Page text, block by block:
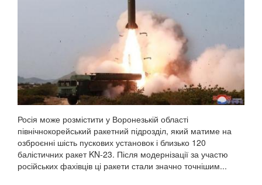
Росія може розмістити у Воронезькій області
північнокорейський ракетний підрозділ, який матиме на
озброєнні шість пускових установок і близько 120
балістичних ракет KN-23. Після модернізації за участю
російських фахівців ці ракети стали значно точнішим...